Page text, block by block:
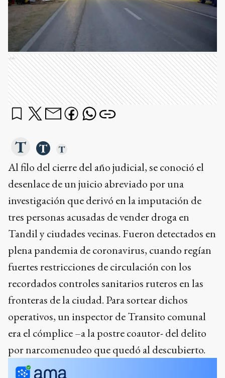
Ads
Al filo del cierre del año judicial, se conoció el
desenlace de un juicio abreviado por una
investigación que derivó en la imputación de
tres personas acusadas de vender droga en
Tandil y ciudades vecinas. Fueron detectados en
plena pandemia de coronavirus, cuando regían
fuertes restricciones de circulación con los
recordados controles sanitarios ruteros en las
fronteras de la ciudad. Para sortear dichos
operativos, un inspector de Transito comunal
era el cómplice –a la postre coautor- del delito
por narcomenudeo que quedó al descubierto.